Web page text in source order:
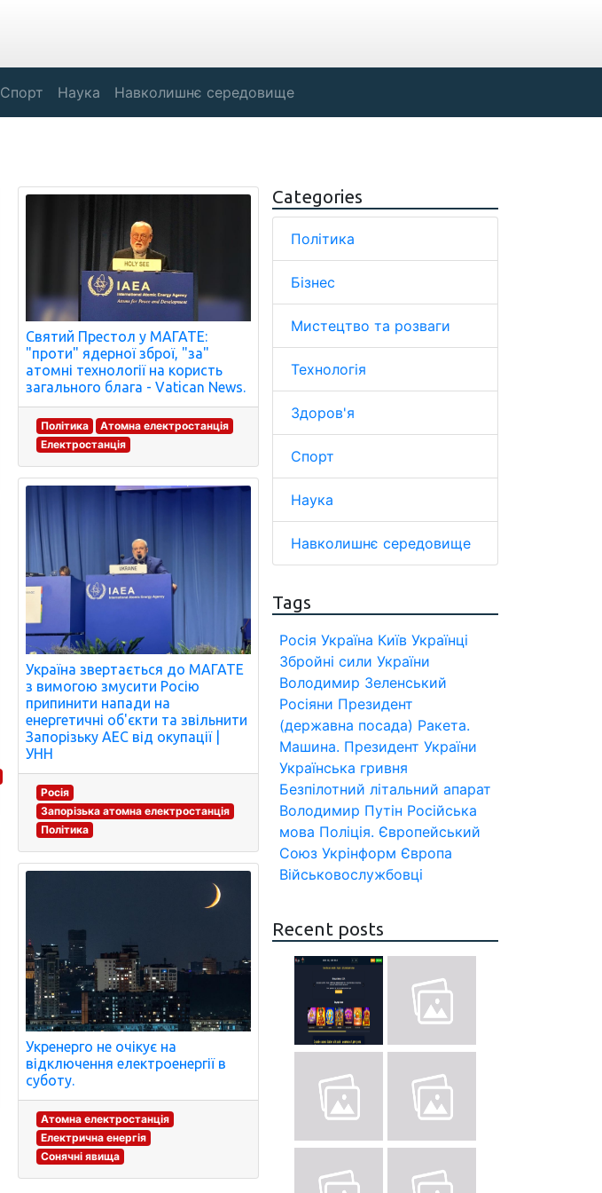
Спорт Наука Навколишнє середовище
Святий Престол у МАГАТЕ:
"проти" ядерної зброї, "за"
атомні технології на користь
загального блага - Vatican News.
Політика
Атомна електростанція
Електростанція
Україна звертається до МАГАТЕ
з вимогою змусити Росію
припинити напади на
енергетичні об'єкти та звільнити
Запорізьку АЕС від окупації |
УНН
Росія
Запорізька атомна електростанція
Політика
Укренерго не очікує на
відключення електроенергії в
суботу.
Атомна електростанція
Електрична енергія
Сонячні явища
Categories
Політика
Бізнес
Мистецтво та розваги
Технологія
Здоров'я
Спорт
Наука
Навколишнє середовище
Tags
Росія Україна Київ Українці
Збройні сили України
Володимир Зеленський
Росіяни Президент
(державна посада) Ракета.
Машина. Президент України
Українська гривня
Безпілотний літальний апарат
Володимир Путін Російська
мова Поліція. Європейський
Союз Укрінформ Європа
Військовослужбовці
Recent posts